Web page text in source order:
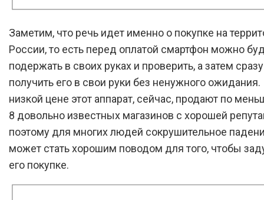
Заметим, что речь идет именно о покупке на
России, то есть перед оплатой смартфон можно
подержать в своих руках и проверить, а затем
получить его в свои руки без ненужного ожидания.
низкой цене этот аппарат, сейчас, продают по
8 довольно известных магазинов с хорошей
поэтому для многих людей сокрушительное
может стать хорошим поводом для того, чтобы
его покупке.